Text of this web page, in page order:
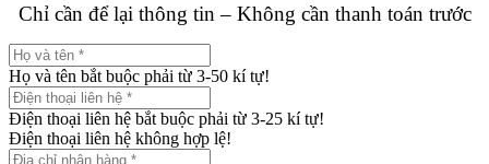
Chỉ cần để lại thông tin – Không cần thanh toán trước
Họ và tên bắt buộc phải từ 3-50 kí tự!
Điện thoại liên hệ bắt buộc phải từ 3-25 kí tự!
Điện thoại liên hệ không hợp lệ!